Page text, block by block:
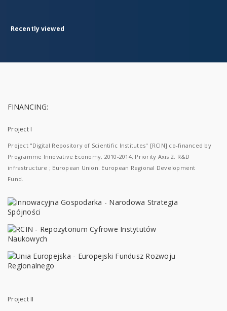
Recently viewed
FINANCING:
Project I
Project "Digital Repository of Scientific Institutes" [RCIN] co-financed by
Programme Innovative Economy, 2010-2014, Priority Axis 2. R&D
infrastructure ; European Union. European Regional Development
Fund.
Project II